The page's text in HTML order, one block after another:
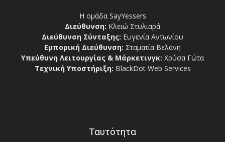
Η ομάδα SayYessers
Διεύθυνση: Κλειώ Στυλιαρά
Διεύθυνση Σύνταξης: Ευγενία Αντωνίου
Εμπορική Διεύθυνση: Σταματία Βελάνη
Υπεύθυνη Λειτουργίας & Μάρκετινγκ: Χρύσα Γώτα
Τεχνική Υποστήριξη: BlackDot Web Services
Ταυτότητα